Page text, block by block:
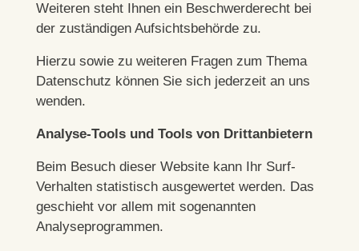
Weiteren steht Ihnen ein Beschwerderecht bei
der zuständigen Aufsichtsbehörde zu.
Hierzu sowie zu weiteren Fragen zum Thema
Datenschutz können Sie sich jederzeit an uns
wenden.
Analyse-Tools und Tools von Dritt­anbietern
Beim Besuch dieser Website kann Ihr Surf-
Verhalten statistisch ausgewertet werden. Das
geschieht vor allem mit sogenannten
Analyseprogrammen.